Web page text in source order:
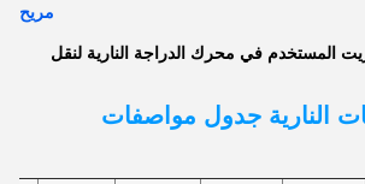
مريح
المستخدم في محرك الدراجة النارية لنقل
النارية جدول مواصفات